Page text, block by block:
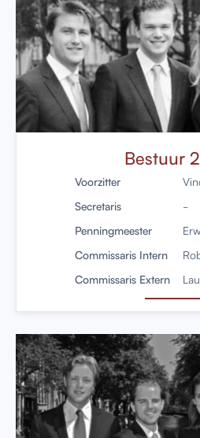
Bestuur
Voorzitter
Secretaris
-
Penningmeester
Commissaris Intern
Commissaris Extern